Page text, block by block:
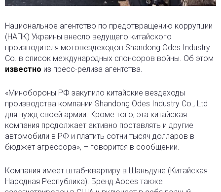
Национальное агентство по предотвращению коррупции
(НАПК) Украины внесло ведущего китайского
производителя мотовездеходов Shandong Odes Industry
Co. в список международных спонсоров войны. Об этом
известно из пресс-релиза агентства.
«Минобороны РФ закупило китайские вездеходы
производства компании Shandong Odes Industry Co., Ltd
для нужд своей армии. Кроме того, эта китайская
компания продолжает активно поставлять и другие
автомобили в РФ и платить сотни тысяч долларов в
бюджет агрессора», – говорится в сообщении.
Компания имеет штаб-квартиру в Шаньдуне (Китайская
Народная Республика). Бренд Aodes также